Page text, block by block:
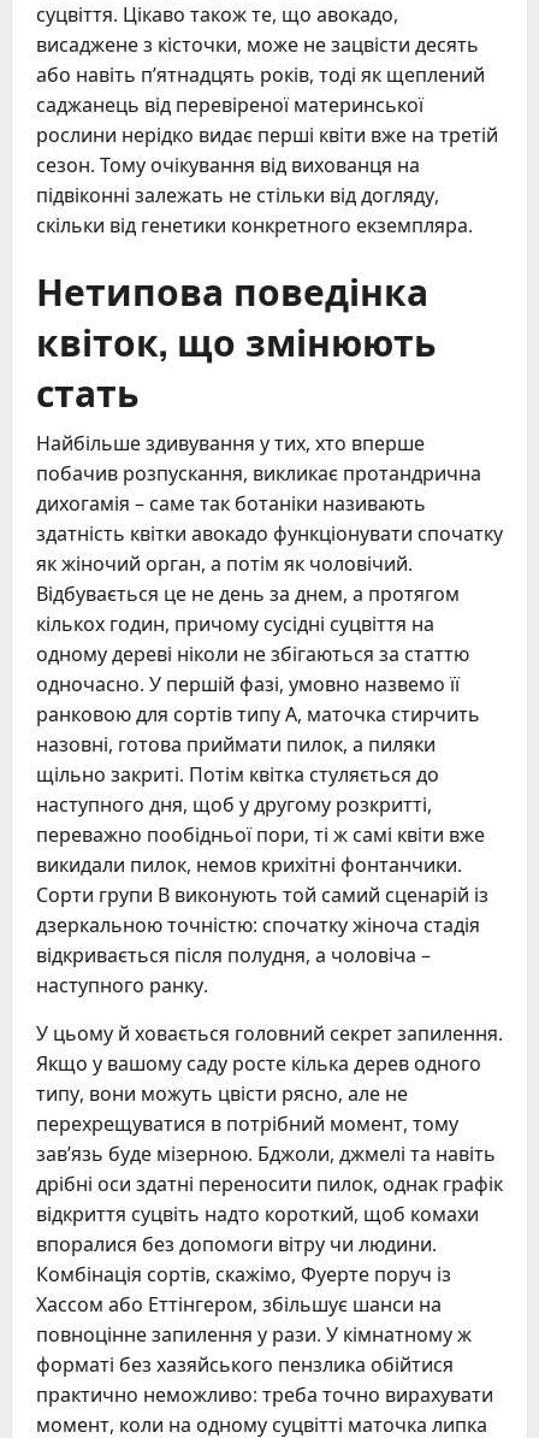
суцвіття. Цікаво також те, що авокадо,
висаджене з кісточки, може не зацвісти десять
або навіть п’ятнадцять років, тоді як щеплений
саджанець від перевіреної материнської
рослини нерідко видає перші квіти вже на третій
сезон. Тому очікування від вихованця на
підвіконні залежать не стільки від догляду,
скільки від генетики конкретного екземпляра.
Нетипова поведінка
квіток, що змінюють
стать
Найбільше здивування у тих, хто вперше
побачив розпускання, викликає протандрична
дихогамія – саме так ботаніки називають
здатність квітки авокадо функціонувати спочатку
як жіночий орган, а потім як чоловічий.
Відбувається це не день за днем, а протягом
кількох годин, причому сусідні суцвіття на
одному дереві ніколи не збігаються за статтю
одночасно. У першій фазі, умовно назвемо її
ранковою для сортів типу А, маточка стирчить
назовні, готова приймати пилок, а пиляки
щільно закриті. Потім квітка стуляється до
наступного дня, щоб у другому розкритті,
переважно пообідньої пори, ті ж самі квіти вже
викидали пилок, немов крихітні фонтанчики.
Сорти групи В виконують той самий сценарій із
дзеркальною точністю: спочатку жіноча стадія
відкривається після полудня, а чоловіча –
наступного ранку.
У цьому й ховається головний секрет запилення.
Якщо у вашому саду росте кілька дерев одного
типу, вони можуть цвісти рясно, але не
перехрещуватися в потрібний момент, тому
зав’язь буде мізерною. Бджоли, джмелі та навіть
дрібні оси здатні переносити пилок, однак графік
відкриття суцвіть надто короткий, щоб комахи
впоралися без допомоги вітру чи людини.
Комбінація сортів, скажімо, Фуерте поруч із
Хассом або Еттінгером, збільшує шанси на
повноцінне запилення у рази. У кімнатному ж
форматі без хазяйського пензлика обійтися
практично неможливо: треба точно вирахувати
момент, коли на одному суцвітті маточка липка